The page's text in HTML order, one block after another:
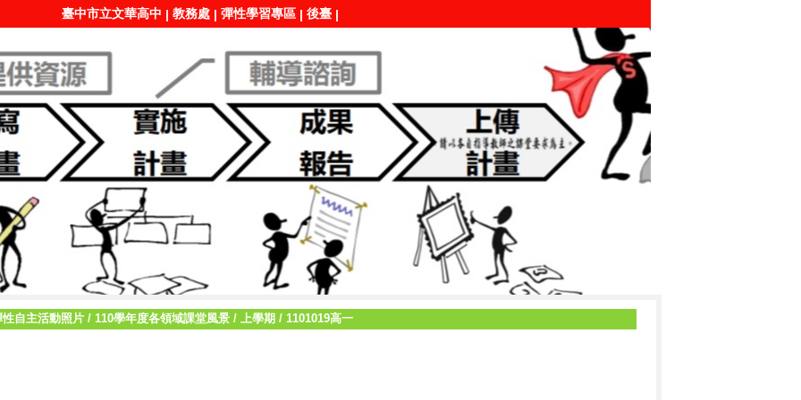
臺中市立文華高中 | 教務處 | 彈性學習專區 | 後臺 |
性自主活動照片/ 110學年度各領域課堂風景/ 上學期 / 1101019高一